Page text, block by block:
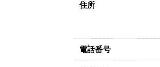
住所
電話番号